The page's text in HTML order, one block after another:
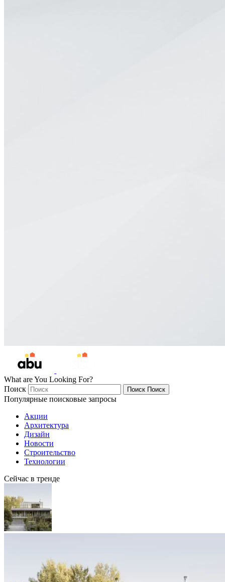
What are You Looking For?
Поиск
Поиск Поиск
Популярные поисковые запросы
Акции
Архитектура
Дизайн
Новости
Строительство
Технологии
Сейчас в тренде